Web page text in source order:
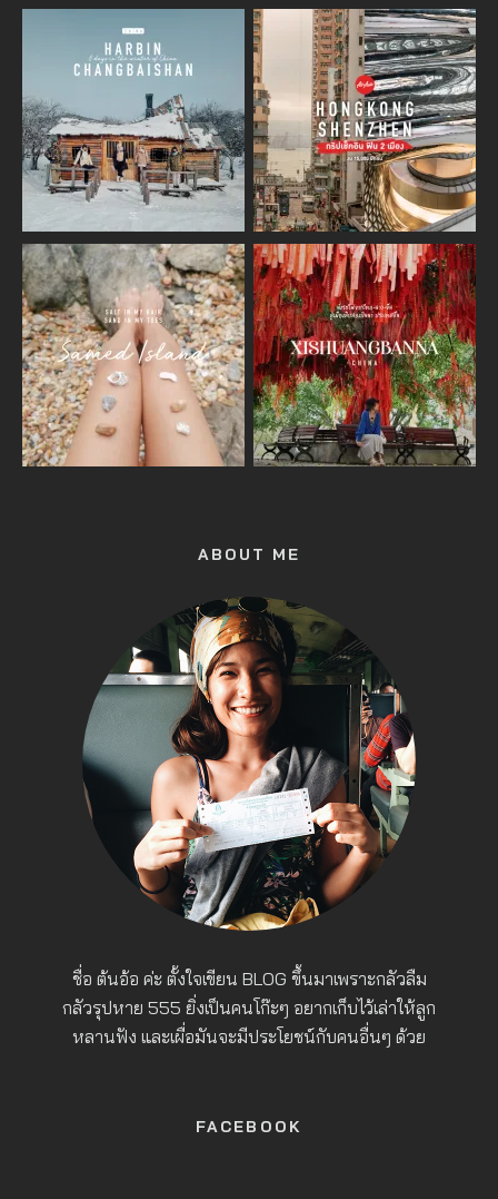
ABOUT ME
ชื่อ ต้นอ้อ ค่ะ ตั้งใจเขียน BLOG ขึ้นมาเพราะกลัวลืม
กลัวรุปหาย 555 ยิ่งเป็นคนโก๊ะๆ อยากเก็บไว้เล่าให้ลูก
หลานฟัง และเผื่อมันจะมีประโยชน์กับคนอื่นๆ ด้วย
FACEBOOK